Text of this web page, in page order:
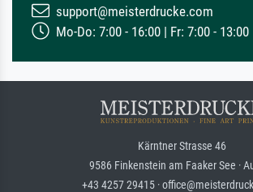
support@meisterdrucke.com
Mo-Do: 7:00 - 16:00 | Fr: 7:00 - 13:00
Kärntner Strasse 46
9586 Finkenstein am Faaker See ·
+43 4257 29415 ·